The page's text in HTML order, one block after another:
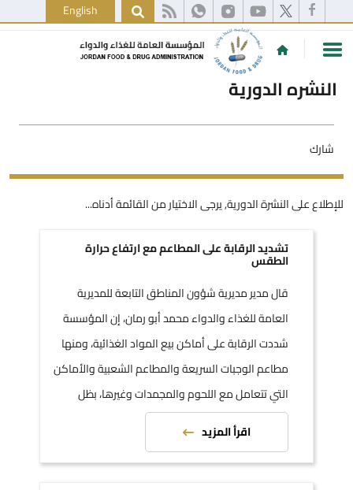
English
النشره الدورية
شارك
للإطلاع على النشرة الدورية, يرجى الاختيار من القائمة أدناه...
تشديد الرقابة على المطاعم مع ارتفاع حرارة
الطقس
قال مدير مديرية شؤون المناطق التابعة للمديرية
العامة للغذاء والدواء محمد أبو رمان، إن المؤسسة
شددت الرقابة على أماكن بيع المواد الغذائية، ومنها
مطاعم الوجبات السريعة والمطاعم الشعبية والأماكن
التي تتعامل مع اللحوم والمجمدات وغيرها، بظل
درجات الحرارة المرتفعة جدا.
اقرأ المزيد